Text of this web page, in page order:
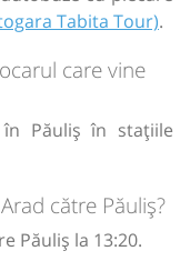
Filiala Oradea| Ultima
Tabita Tour).
care vine
Păuliș în stațiile
către Păuliș?
Păuliș la 13:20.